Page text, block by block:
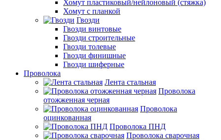
Хомут пластиковый/нейлоновый (стяжка)
Хомут с планкой
Гвозди
Гвозди винтовые
Гвозди строительные
Гвозди толевые
Гвозди финишные
Гвозди шиферные
Проволока
Лента стальная
Проволока
отожженная черная
Проволока
оцинкованная
Проволока ПНД
Проволока сварочная